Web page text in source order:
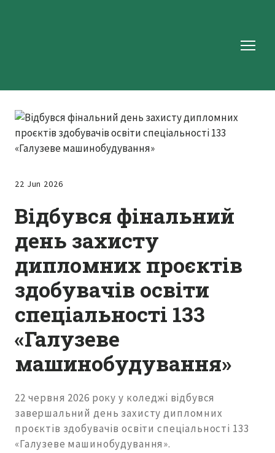
22 Jun 2026
Відбувся фінальний
день захисту
дипломних проєктів
здобувачів освіти
спеціальності 133
«Галузеве
машинобудування»
22 червня 2026 року у коледжі відбувся
завершальний день захисту дипломних
проєктів здобувачів освіти спеціальності 133
«Галузеве машинобудування».